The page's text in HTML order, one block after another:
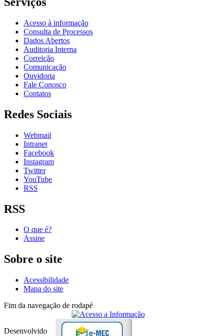
Acesso à informação
Consulta de Processos
Dados Abertos
Auditoria Interna
Correição
Comunicação
Ouvidoria
Fale Conosco
Contatos
Redes Sociais
Webmail
Intranet
Facebook
Instagram
Twitter
YouTube
RSS
RSS
O que é?
Assine
Sobre o site
Acessibilidade
Mapa do site
Fim da navegação de rodapé
Desenvolvido